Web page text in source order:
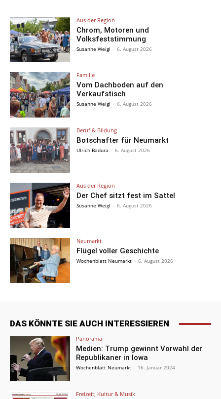
Aus der Region
Chrom, Motoren und
Volksfeststimmung
Susanne Weigl - 6. August 2026
Familie
Vom Dachboden auf den
Verkaufstisch
Susanne Weigl - 6. August 2026
Beruf & Bildung
Botschafter für Neumarkt
Ulrich Badura - 6. August 2026
Aus der Region
Der Chef sitzt fest im Sattel
Susanne Weigl - 6. August 2026
Neumarkt
Flügel voller Geschichte
Wochenblatt Neumarkt - 6. August 2026
DAS KÖNNTE SIE AUCH INTERESSIEREN
Panorama
Medien: Trump gewinnt Vorwahl der
Republikaner in Iowa
Wochenblatt Neumarkt - 16. Januar 2024
Freizeit, Kultur & Musik